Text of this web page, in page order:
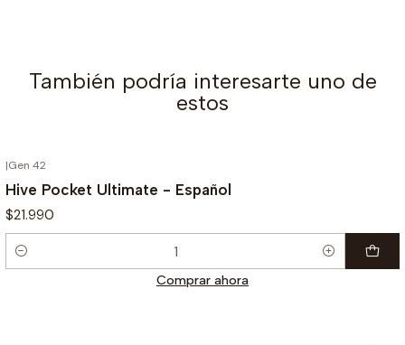
También podría interesarte uno de
estos
|Gen 42
Hive Pocket Ultimate - Español
$21.990
Cantidad
Comprar ahora